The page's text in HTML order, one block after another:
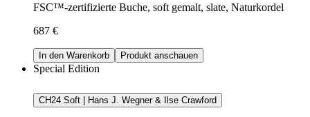
FSC™-zertifizierte Buche, soft gemalt, slate, Naturkordel
687 €
In den Warenkorb Produkt anschauen
Special Edition
CH24 Soft | Hans J. Wegner & Ilse Crawford